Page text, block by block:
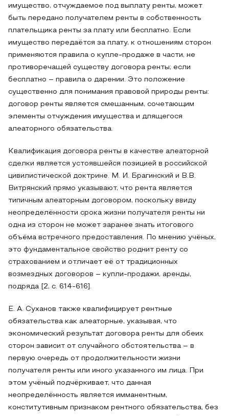
имущество, отчуждаемое под выплату ренты, может
быть передано получателем ренты в собственность
плательщика ренты за плату или бесплатно. Если
имущество передаётся за плату, к отношениям сторон
применяются правила о купле-продаже в части, не
противоречащей существу договора ренты; если
бесплатно – правила о дарении. Это положение
существенно для понимания правовой природы ренты:
договор ренты является смешанным, сочетающим
элементы отчуждения имущества и длящегося
алеаторного обязательства.
Квалификация договора ренты в качестве алеаторной
сделки является устоявшейся позицией в российской
цивилистической доктрине. М. И. Брагинский и В.В.
Витрянский прямо указывают, что рента является
типичным алеаторным договором, поскольку ввиду
неопределённости срока жизни получателя ренты ни
одна из сторон не может заранее знать итогового
объёма встречного предоставления. По мнению учёных,
это фундаментальное свойство роднит ренту со
страхованием и отличает её от традиционных
возмездных договоров – купли-продажи, аренды,
подряда [2, с. 614-616].
Е. А. Суханов также квалифицирует рентные
обязательства как алеаторные, указывая, что
экономический результат договора ренты для обеих
сторон зависит от случайного обстоятельства – в
первую очередь от продолжительности жизни
получателя ренты или иного указанного им лица. При
этом учёный подчёркивает, что данная
неопределённость является имманентным,
конститутивным признаком рентного обязательства, без